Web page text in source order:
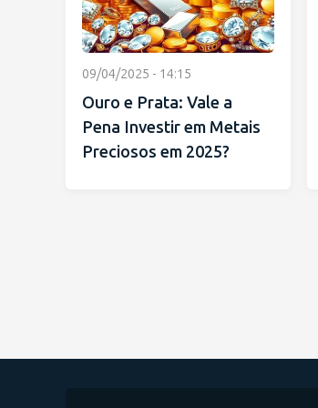
09/04/2025 - 14:15
Ouro e Prata: Vale a
Pena Investir em Metais
Preciosos em 2025?